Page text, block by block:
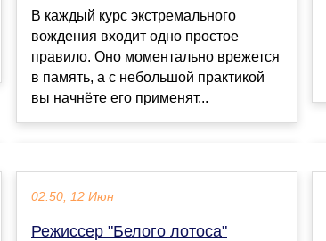
В каждый курс экстремального
вождения входит одно простое
правило. Оно моментально врежется
в память, а с небольшой практикой
вы начнёте его применят...
02:50, 12 Июн
Режиссер "Белого лотоса"